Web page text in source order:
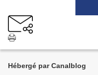
Hébergé par Canalblog